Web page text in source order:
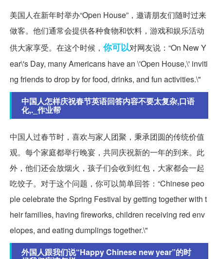
美国人在新年时举办“Open House”，邀请朋友们随时过来
做客。他们通常会提供各种食物和饮料，游戏和娱乐活动
供大家享受。在这个时候，你可以对网友说：“On New Y
ear\'s Day, many Americans have an \'Open House,\' inviti
ng friends to drop by for food, drinks, and fun activities.\"
中国人怎样庆祝春节英语回答内容不要太复杂,口语
化,._作业帮
中国人过春节时，喜欢与家人团聚，秉承团圆的传统价值
观。每个家庭都举行晚宴，共同庆祝新的一年的到来。此
外，他们还会放烟火，孩子们会收到红包，大家都会一起
吃饺子。对于这个问题，你可以简单回答：“Chinese peo
ple celebrate the Spring Festival by getting together with t
heir families, having fireworks, children receiving red env
elopes, and eating dumplings together.\"
外国人跟我们说“Happy Chinese new year”的时